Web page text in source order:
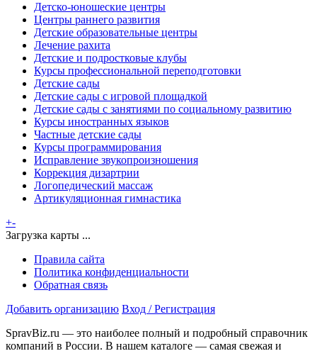
Детско-юношеские центры
Центры раннего развития
Детские образовательные центры
Лечение рахита
Детские и подростковые клубы
Курсы профессиональной переподготовки
Детские сады
Детские сады с игровой площадкой
Детские сады с занятиями по социальному развитию
Курсы иностранных языков
Частные детские сады
Курсы программирования
Исправление звукопроизношения
Коррекция дизартрии
Логопедический массаж
Артикуляционная гимнастика
+-
Загрузка карты ...
Правила сайта
Политика конфиденциальности
Обратная связь
Добавить организацию Вход / Регистрация
SpravBiz.ru — это наиболее полный и подробный справочник
компаний в России. В нашем каталоге — самая свежая и